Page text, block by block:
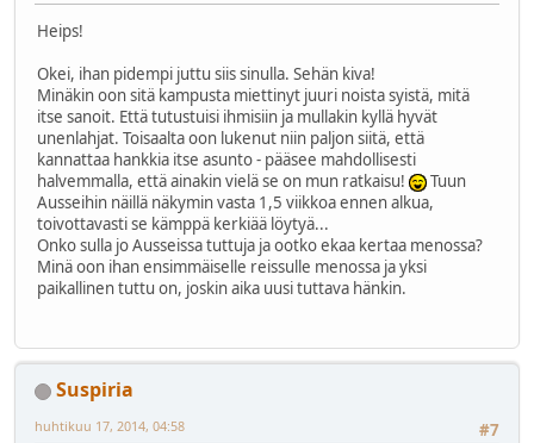
Heips!
Okei, ihan pidempi juttu siis sinulla. Sehän kiva!
Minäkin oon sitä kampusta miettinyt juuri noista syistä, mitä
itse sanoit. Että tutustuisi ihmisiin ja mullakin kyllä hyvät
unenlahjat. Toisaalta oon lukenut niin paljon siitä, että
kannattaa hankkia itse asunto - pääsee mahdollisesti
halvemmalla, että ainakin vielä se on mun ratkaisu!
Tuun
Ausseihin näillä näkymin vasta 1,5 viikkoa ennen alkua,
toivottavasti se kämppä kerkiää löytyä...
Onko sulla jo Ausseissa tuttuja ja ootko ekaa kertaa menossa?
Minä oon ihan ensimmäiselle reissulle menossa ja yksi
paikallinen tuttu on, joskin aika uusi tuttava hänkin.
Suspiria
#7
huhtikuu 17, 2014, 04:58